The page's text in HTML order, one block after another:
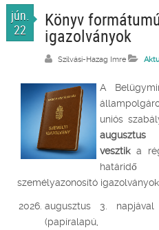
jún.
22
Könyv
igazolványok
Szilvási-Hazag Imre
A
uniós
vesztika
személyazonosító igazolványok.
augusztus 3.
(papíralapú,